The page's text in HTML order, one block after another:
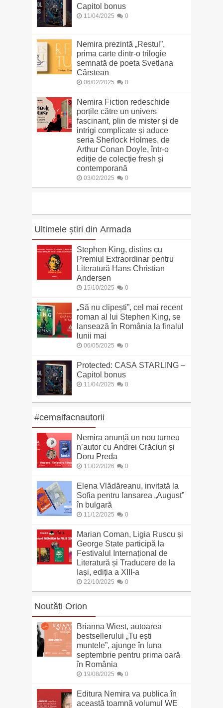
Capitol bonus
11/04/2025 0
Nemira prezintă „Restul”,
prima carte dintr-o trilogie
semnată de poeta Svetlana
Cârstean
06/02/2025 0
Nemira Fiction redeschide
porțile către un univers
fascinant, plin de mister și de
intrigi complicate și aduce
seria Sherlock Holmes, de
Arthur Conan Doyle, într-o
ediție de colecție fresh și
contemporană
03/02/2025 0
Ultimele știri din Armada
Stephen King, distins cu
Premiul Extraordinar pentru
Literatură Hans Christian
Andersen
15/10/2025 0
„Să nu clipești”, cel mai recent
roman al lui Stephen King, se
lansează în România la finalul
lunii mai
06/05/2025 0
Protected: CASA STARLING –
Capitol bonus
11/04/2025 0
#cemaifacnautorii
Nemira anunță un nou turneu
n’autor cu Andrei Crăciun și
Doru Preda
11/02/2026 0
Elena Vlădăreanu, invitată la
Sofia pentru lansarea „August”
în bulgară
11/12/2025 0
Marian Coman, Ligia Ruscu și
George State participă la
Festivalul Internațional de
Literatură și Traducere de la
Iași, ediția a XIII-a
22/10/2025 0
Noutăți Orion
Brianna Wiest, autoarea
bestsellerului „Tu ești
muntele”, ajunge în luna
septembrie pentru prima oară
în România
19/08/2025 0
Editura Nemira va publica în
această toamnă volumul WE